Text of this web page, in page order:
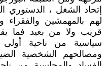
إتحاد الشغل ، الدستوري
لهم بالمهمشين والفقراء
قريب ولا من بعيد فما
سياسية من ناحية أولى
ومصالحهم الشخصية